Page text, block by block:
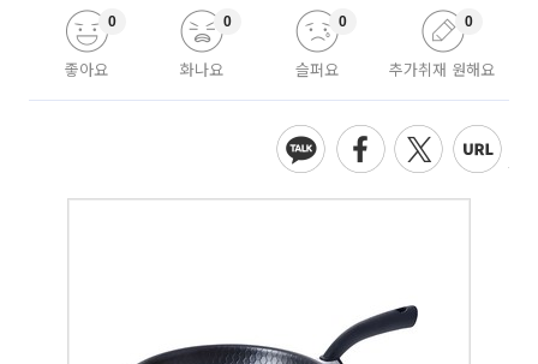
좋아요
0
화나요
0
슬퍼요
0
추가취재 원해요
0